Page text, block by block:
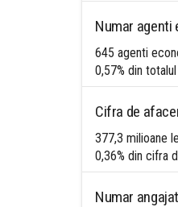
Numar agenti
645 agenti
0,57% din
Cifra de
377,3 milioane
0,36% din cifra
Numar